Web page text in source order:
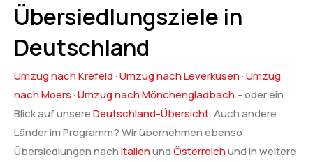
Übersiedlungsziele in
Deutschland
Umzug nach Krefeld·Umzug nach Leverkusen·Umzug
nach Moers ·Umzug nach Mönchengladbach– oder ein
Blick auf unsereDeutschland-Übersicht. Auch andere
Länder im Programm? Wir übernehmen ebenso
Übersiedlungen nachItalienundÖsterreichund in weitere